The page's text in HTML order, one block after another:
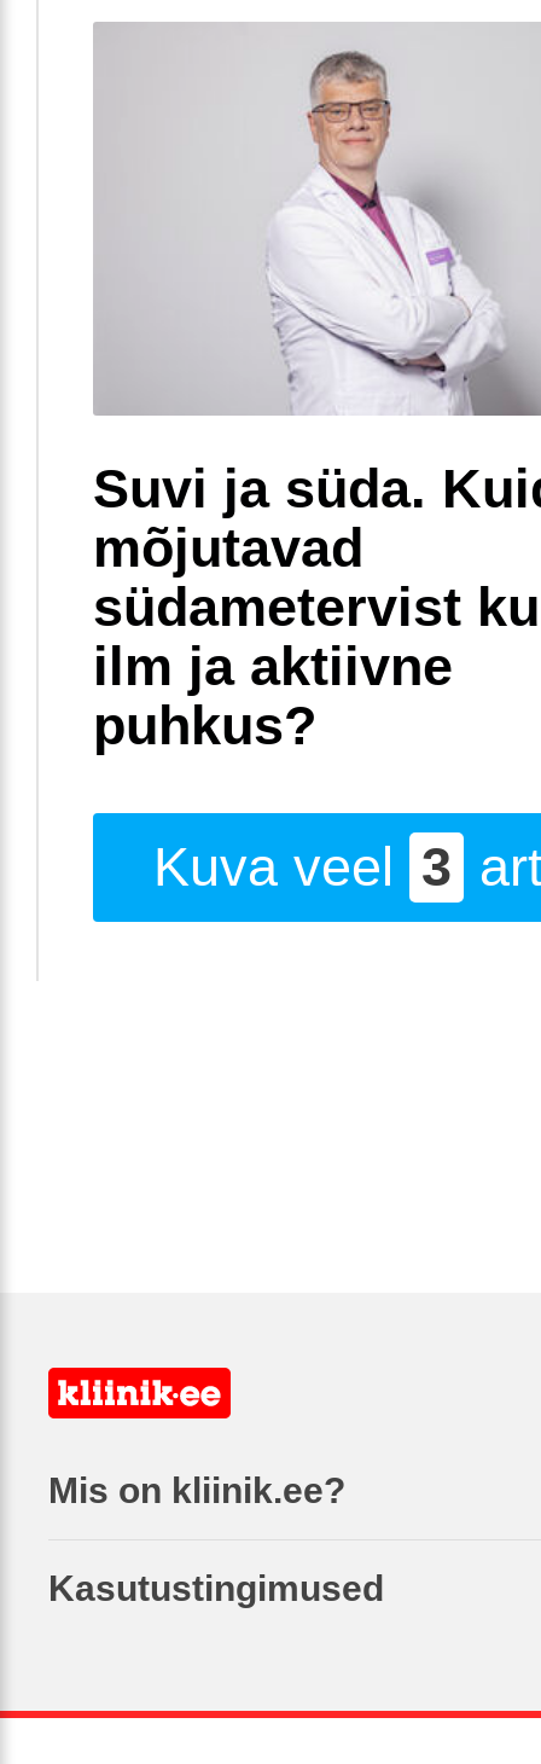
Suvi ja süda.
mõjutavad
südametervist
ilm ja aktiivne
puhkus?
Kuva veel 3
Mis on kliinik.ee?
Kasutustingimused